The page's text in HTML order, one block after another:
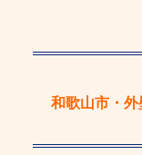
和歌山市・